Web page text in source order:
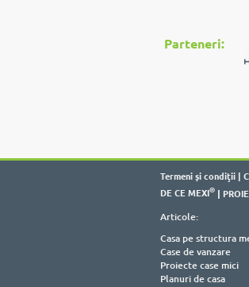
Parteneri:
Termeni şi condiţii |
DE CE MEXI® |
Articole:
Casa pe structura
Case de vanzare
Proiecte case mici
Planuri de casa